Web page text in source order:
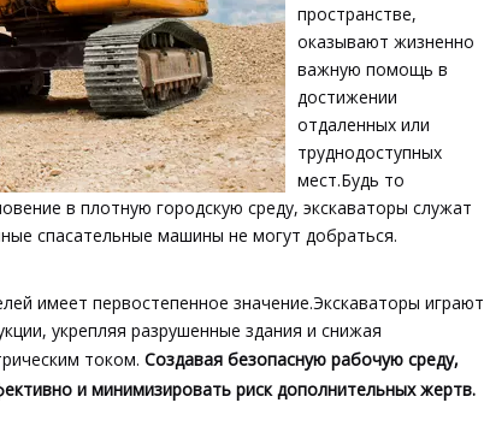
пространстве,
оказывают жизненно
важную помощь в
достижении
отдаленных или
труднодоступных
мест.Будь то
в плотную городскую среду, экскаваторы служат
спасательные машины не могут добраться.
имеет первостепенное значение.Экскаваторы играют
укрепляя разрушенные здания и снижая
током. Создавая безопасную рабочую среду,
и минимизировать риск дополнительных жертв.